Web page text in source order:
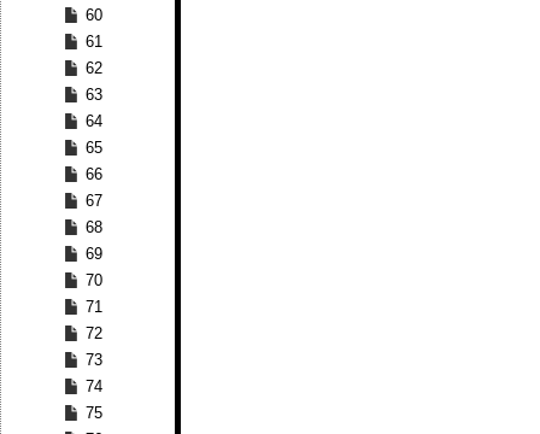
60
61
62
63
64
65
66
67
68
69
70
71
72
73
74
75